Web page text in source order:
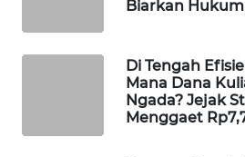
Biarkan
Di Tengah
Mana Dana
Ngada? Jejak
Menggaet
METRO
MEDAN
JAKARTA